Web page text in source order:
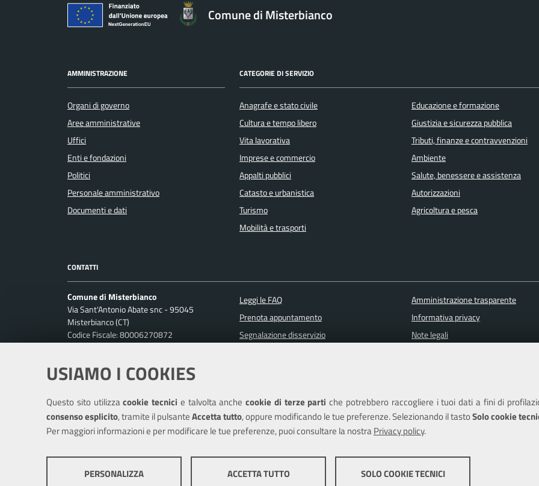
USIAMO I COOKIES
Questo sito utilizzacookie tecnici e talvolta anchecookie di terze parti che potrebbero raccogliere i tuoi dati a fini di
consenso esplicito, tramite il pulsanteAccetta tutto, oppure modificando le tue preferenze. Selezionando il tastoSolo cookie
Per maggiori informazioni e per modificare le tue preferenze, puoi consultare la nostraPrivacy policy.
PERSONALIZZA ACCETTA TUTTO SOLO COOKIE TECNICI
Comune di Misterbianco
AMMINISTRAZIONE
Organi di governo
Aree amministrative
Uffici
Enti e fondazioni
Politici
Personale amministrativo
Documenti e dati
CATEGORIE DI SERVIZIO
Anagrafe e stato civile
Cultura e tempo libero
Vita lavorativa
Imprese e commercio
Appalti pubblici
Catasto e urbanistica
Turismo
Mobilità e trasporti
Educazione e formazione
Giustizia e sicurezza pubblica
Tributi, finanze e contravvenzioni
Ambiente
Salute, benessere e assistenza
Autorizzazioni
Agricoltura e pesca
CONTATTI
Comune di Misterbianco
Via Sant'Antonio Abate snc - 95045
Misterbianco (CT)
Codice Fiscale: 80006270872
Ufficio Relazioni con il Pubblico
protocollo.misterbianco@pec.it
Centralino unico: 095-7556200
Leggi le FAQ
Prenota appuntamento
Segnalazione disservizio
Amministrazione trasparente
Informativa privacy
Note legali